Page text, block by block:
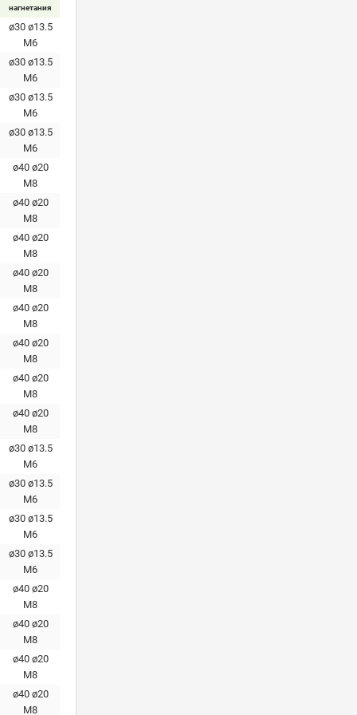
нагнетания
ø30 ø13.5
М6
ø30 ø13.5
М6
ø30 ø13.5
М6
ø30 ø13.5
М6
ø40 ø20
М8
ø40 ø20
М8
ø40 ø20
М8
ø40 ø20
М8
ø40 ø20
М8
ø40 ø20
М8
ø40 ø20
М8
ø40 ø20
М8
ø30 ø13.5
М6
ø30 ø13.5
М6
ø30 ø13.5
М6
ø30 ø13.5
М6
ø40 ø20
М8
ø40 ø20
М8
ø40 ø20
М8
ø40 ø20
М8